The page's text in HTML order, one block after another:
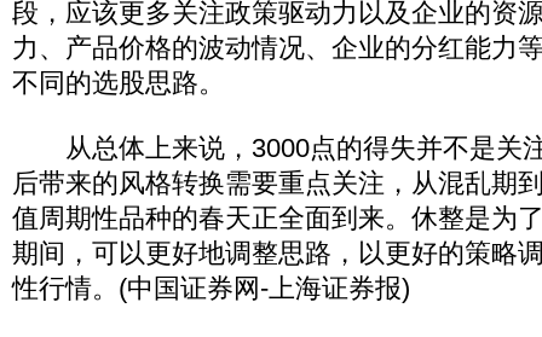
段，应该更多关注政策驱动力以及企业的资
力、产品价格的波动情况、企业的分红能力
不同的选股思路。
从总体上来说，3000点的得失并不是关
后带来的风格转换需要重点关注，从混乱期
值周期性品种的春天正全面到来。休整是为
期间，可以更好地调整思路，以更好的策略
性行情。(中国证券网-上海证券报)